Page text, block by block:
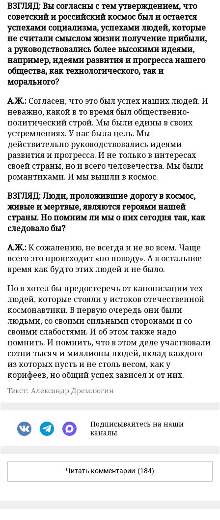
ВЗГЛЯД: Вы согласны с тем утверждением, что
советский и российский космос был и остается
успехами социализма, успехами людей, которые
не считали смыслом жизни получение прибыли,
а руководствовались более высокими идеями,
например, идеями развития и прогресса нашего
общества, как технологического, так и
морального?
А.Ж.: Согласен, что это был успех наших людей. И
неважно, какой в то время был общественно-
политический строй. Мы были едины в своих
устремлениях. У нас была цель. Мы
действительно руководствовались идеями
развития и прогресса. И не только в интересах
своей страны, но и всего человечества. Мы были
романтиками. И мы вышли в космос.
ВЗГЛЯД: Люди, проложившие дорогу в космос,
живые и мертвые, являются героями нашей
страны. Но помним ли мы о них сегодня так, как
следовало бы?
А.Ж.:К сожалению, не всегда и не во всем. Чаще
всего это происходит «по поводу». А в остальное
время как будто этих людей и не было.
Но я хотел бы предостеречь от канонизации тех
людей, которые стояли у истоков отечественной
космонавтики. В первую очередь они были
людьми, со своими сильными сторонами и со
своими слабостями. И об этом также надо
помнить. И помнить, что в этом деле участвовали
сотни тысяч и миллионы людей, вклад каждого
из которых пусть и не столь весом, как у
корифеев, но общий успех зависел и от них.
Текст: Александр Дремлюгин
Подписывайтесь на наши
каналы
Читать комментарии (184)